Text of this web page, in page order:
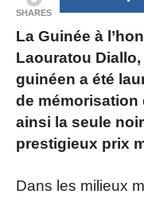
SHARES
La Guinée à
Laouratou
guinéen a été
de mémorisation
ainsi la seule
prestigieux prix
Dans les milieux